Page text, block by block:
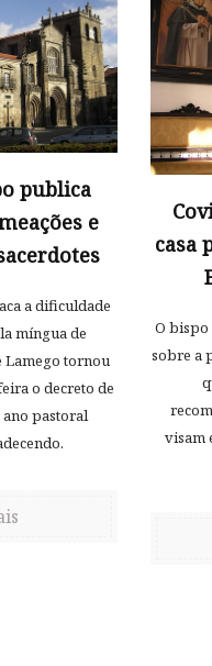
publica
e
a dificuldade
míngua de
Lamego tornou
o decreto de
ano pastoral
casa
O bispo
sobre a
visam